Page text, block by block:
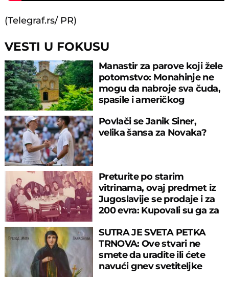
(Telegraf.rs/ PR)
VESTI U FOKUSU
Manastir za parove koji žele
potomstvo: Monahinje ne
mogu da nabroje sva čuda,
spasile i američkog
Povlači se Janik Siner,
velika šansa za Novaka?
Preturite po starim
vitrinama, ovaj predmet iz
Jugoslavije se prodaje i za
200 evra: Kupovali su ga za
SUTRA JE SVETA PETKA
TRNOVA: Ove stvari ne
smete da uradite ili ćete
navući gnev svetiteljke